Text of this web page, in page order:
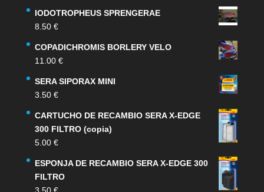
IODOTROPHEUS SPRENGERAE
8.50 €
COPADICHROMIS BORLERY VELO
11.00 €
SERA SIPORAX MINI
3.50 €
CARTUCHO DE RECAMBIO SERA X-EDGE
300 FILTRO (copia)
5.00 €
ESPONJA DE RECAMBIO SERA X-EDGE 300
FILTRO